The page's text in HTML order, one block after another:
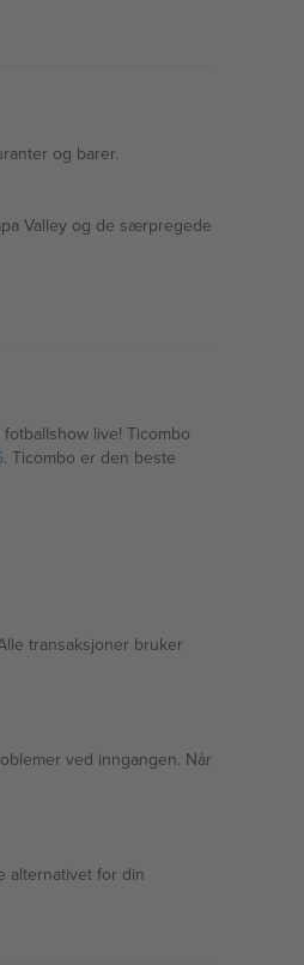
og barer.
Valley og de særpregede
live! Ticombo
. Ticombo er den beste
transaksjoner bruker
ved inngangen. Når
alternativet for din